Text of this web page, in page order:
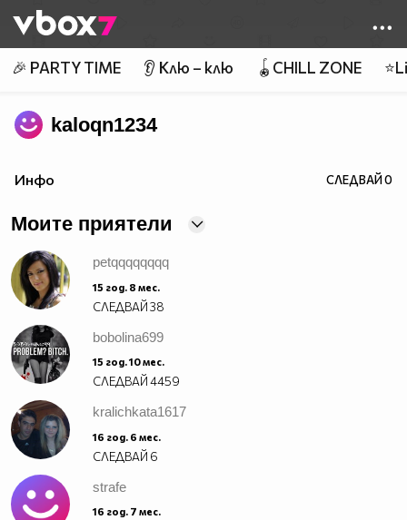
👾
🎉 PARTY TIME 👂 Клю – клю 🪀CHILL ZONE
kaloqn1234
Инфо СЛЕДВАЙ0
Моите приятели
petqqqqqqqq
15 год. 8 мес.
СЛЕДВАЙ38
bobolina699
15 год. 10 мес.
СЛЕДВАЙ4459
kralichkata1617
16 год. 6 мес.
СЛЕДВАЙ 6
strafe
16 год. 7 мес.